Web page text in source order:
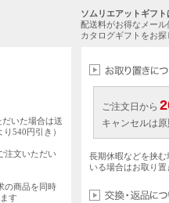
ソムリエアットギフ
配送料がお得なメー
カタログギフトをお
だいた場合は送
540円引き）
注文いただい
の商品を同時
す
ご注文日から
キャンセルは
長期休暇などを挟
いる場合はお取り